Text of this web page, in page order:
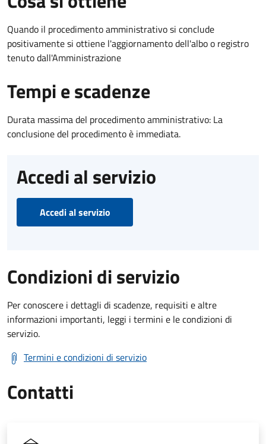
Quando il procedimento amministrativo si conclude
positivamente si ottiene l'aggiornamento dell'albo o registro
tenuto dall'Amministrazione
Tempi e scadenze
Durata massima del procedimento amministrativo: La
conclusione del procedimento è immediata.
Accedi al servizio
Accedi al servizio
Condizioni di servizio
Per conoscere i dettagli di scadenze, requisiti e altre
informazioni importanti, leggi i termini e le condizioni di
servizio.
Termini e condizioni di servizio
Contatti